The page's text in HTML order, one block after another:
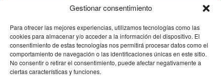
Gestionar consentimiento
Para ofrecer las mejores experiencias, utilizamos tecnologías como las
cookies para almacenar y/o acceder a la información del dispositivo. El
consentimiento de estas tecnologías nos permitirá procesar datos como el
comportamiento de navegación o las identificaciones únicas en este sitio.
No consentir o retirar el consentimiento, puede afectar negativamente a
ciertas características y funciones.
CLÍNICA CEMTRO
QUIÉNES SOMOS